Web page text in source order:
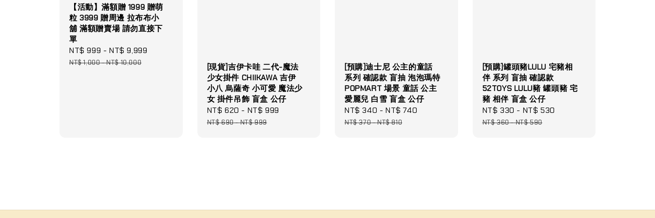
【活動】滿額贈 1999 贈萌
粒 3999 贈周邊 拉布布小
舖 滿額贈賣場 請勿直接下
單
Sale
price
NT$ 999 -NT$ 9,999
NT$ 1,000-NT$ 10,000
[現貨]吉伊卡哇 二代-魔法
少女掛件 CHIIKAWA 吉伊
小八 烏薩奇 小可愛 魔法少
女 掛件吊飾 盲盒 公仔
Sale
price
NT$ 620 - NT$ 999
NT$ 690-NT$ 999
[預購]迪士尼 公主的童話
系列 確認款 盲抽 泡泡瑪特
POPMART 場景 童話 公主
愛麗兒 白雪 盲盒 公仔
Sale
price
NT$ 340 -NT$ 740
NT$ 370-NT$ 810
[預購]罐頭豬LULU 宅豬相
伴 系列 盲抽 確認款
52TOYS LULU豬 罐頭豬 宅
豬 相伴 盲盒 公仔
Sale
price
NT$ 330 - NT$ 530
NT$ 360-NT$ 590